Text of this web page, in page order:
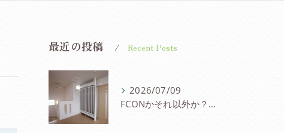
最近の投稿 Recent Posts
2026/07/09
FCONかそれ以外か？〜パネル冷暖房を考察